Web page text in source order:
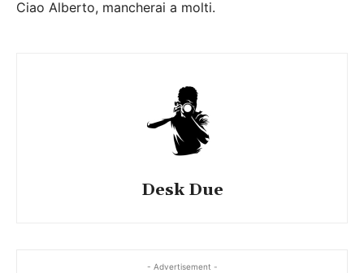
Ciao Alberto, mancherai a molti.
Desk Due
- Advertisement -